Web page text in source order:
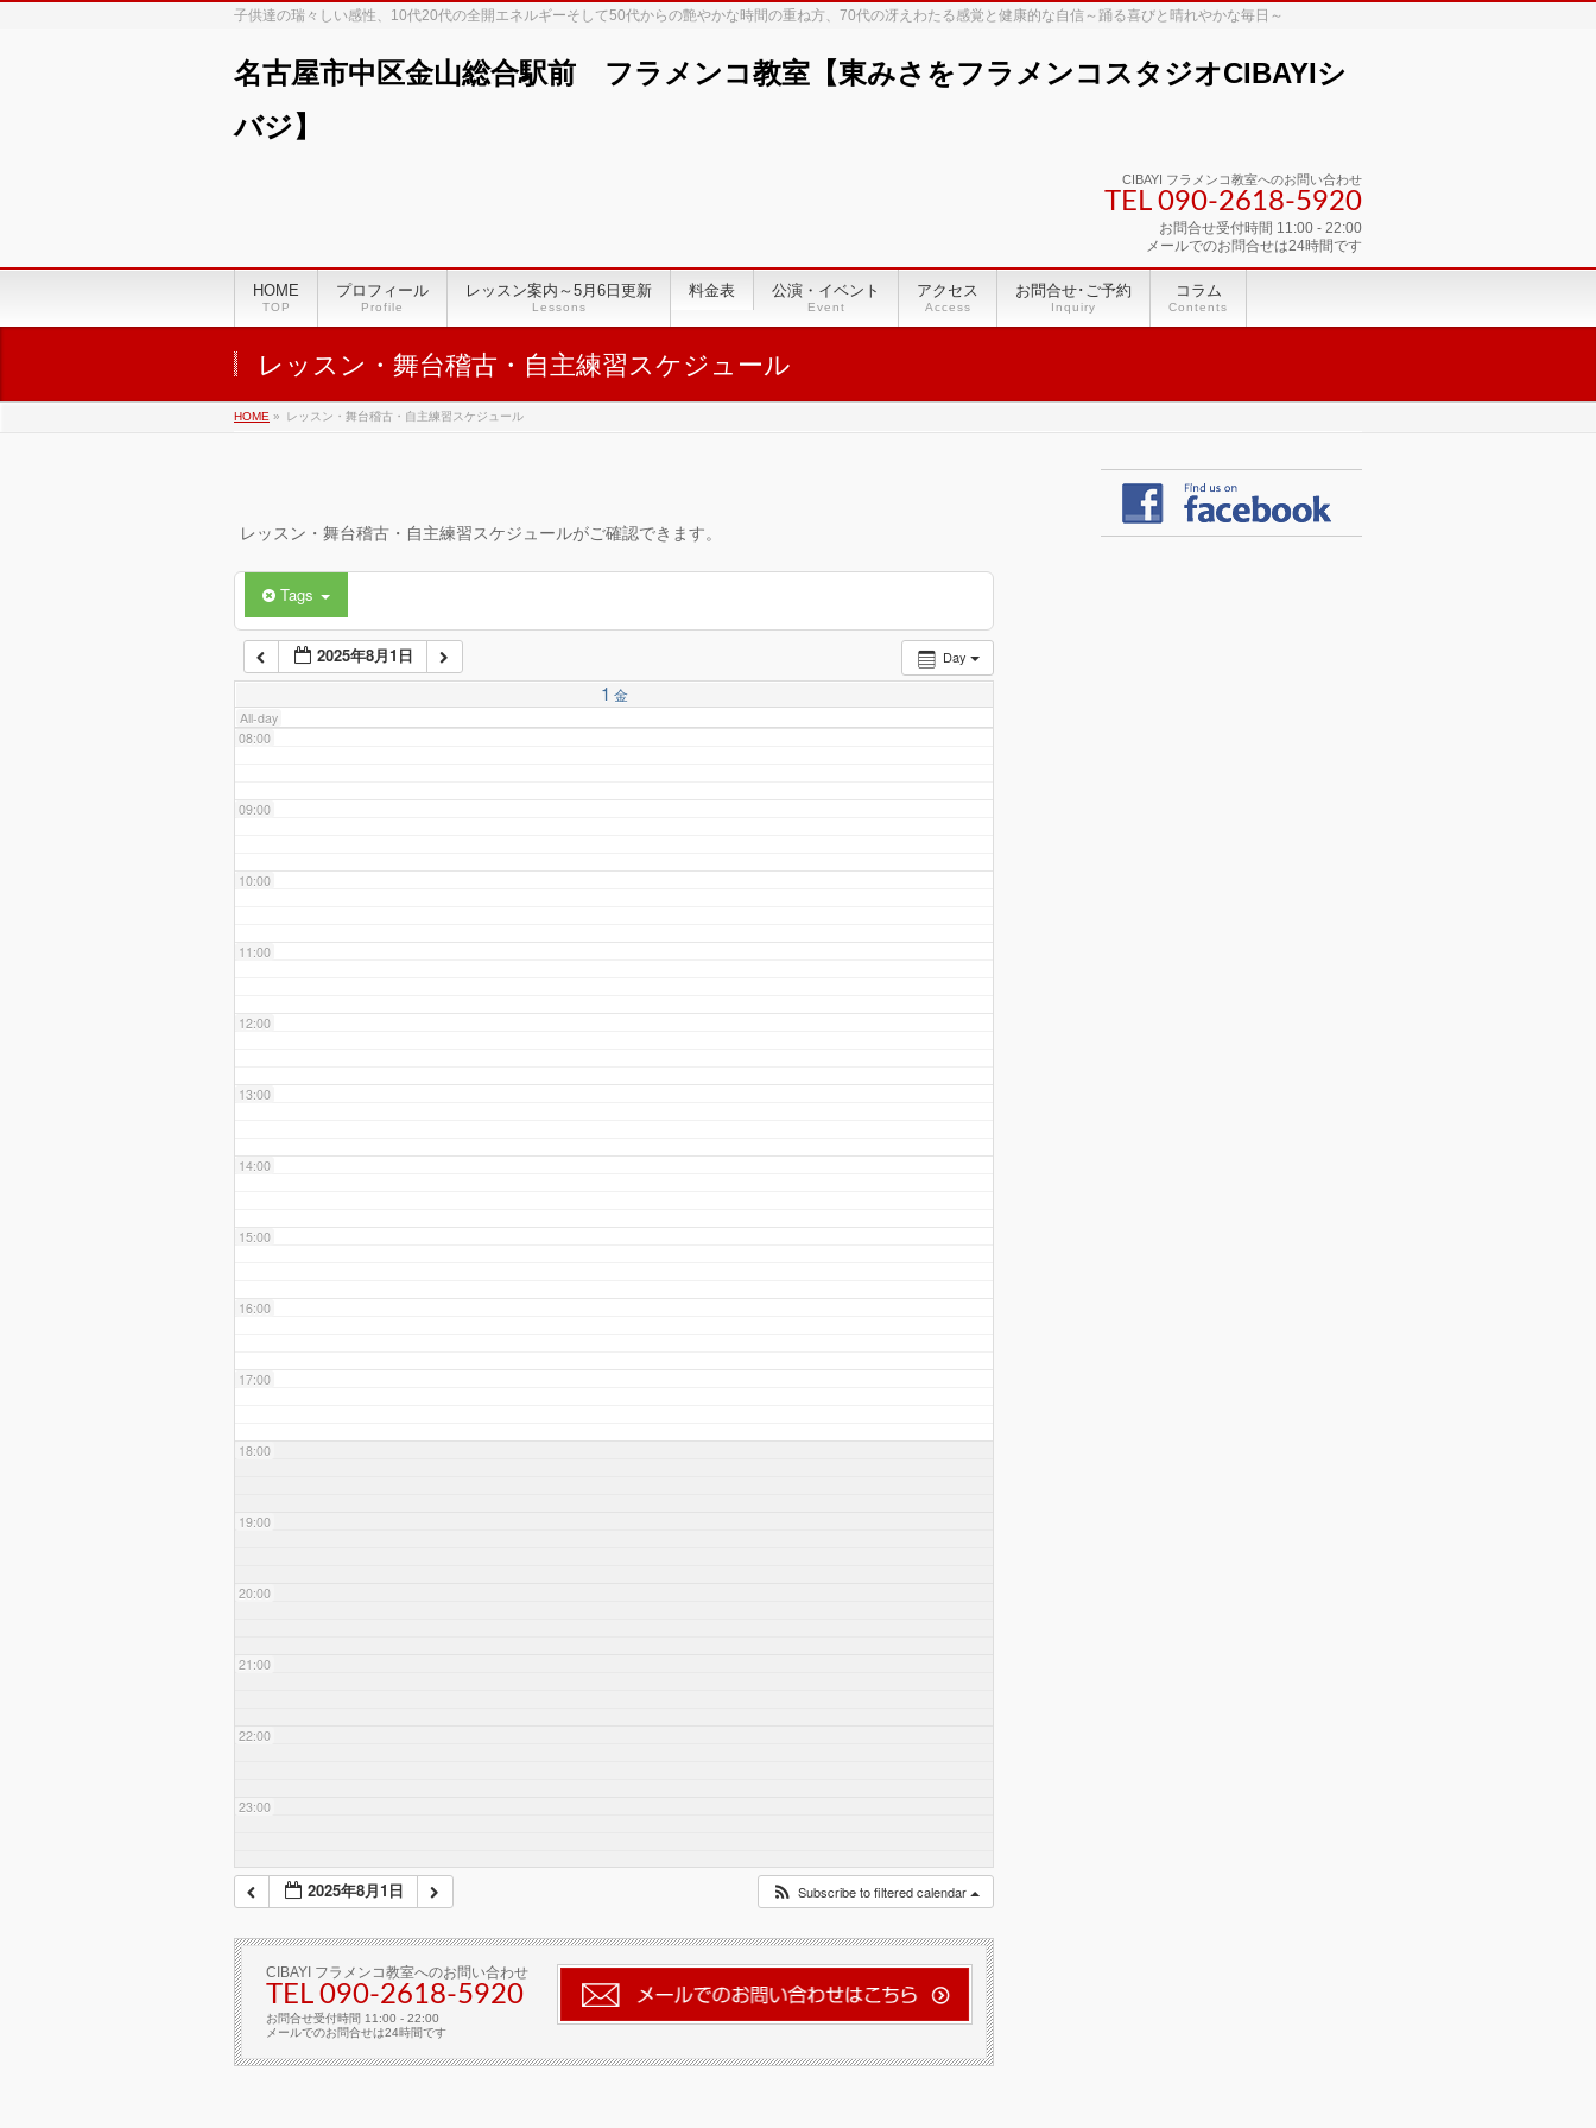
子供達の瑞々しい感性、10代20代の全開エネルギーそして50代からの艶やかな時間の重ね方、70代の冴えわたる感覚と健康的な自信～踊る喜びと晴れやかな毎日～
名古屋市中区金山総合駅前 フラメンコ教室【東みさをフラメンコスタジオCIBAYIシ
バジ】
CIBAYI フラメンコ教室へのお問い合わせ
TEL 090-2618‐5920
お問合せ受付時間 11:00 - 22:00
メールでのお問合せは24時間です
HOME
TOP
プロフィール
Profile
レッスン案内～5月6日更新
Lessons
料金表 公演・イベント
Event
アクセス
Access
お問合せ･ご予約
Inquiry
コラム
Contents
レッスン・舞台稽古・自主練習スケジュール
HOME » レッスン・舞台稽古・自主練習スケジュール
レッスン・舞台稽古・自主練習スケジュールがご確認できます。
Tags
Day
2025年8月1日
1 金
All-day
02:00
03:00
05:00
06:00
07:00
08:00
09:00
10:00
11:00
12:00
13:00
14:00
15:00
16:00
17:00
18:00
19:00
20:00
21:00
22:00
23:00
2025年8月1日 Subscribe to filtered calendar
CIBAYI フラメンコ教室へのお問い合わせ
TEL 090-2618‐5920
お問合せ受付時間 11:00 - 22:00
メールでのお問合せは24時間です